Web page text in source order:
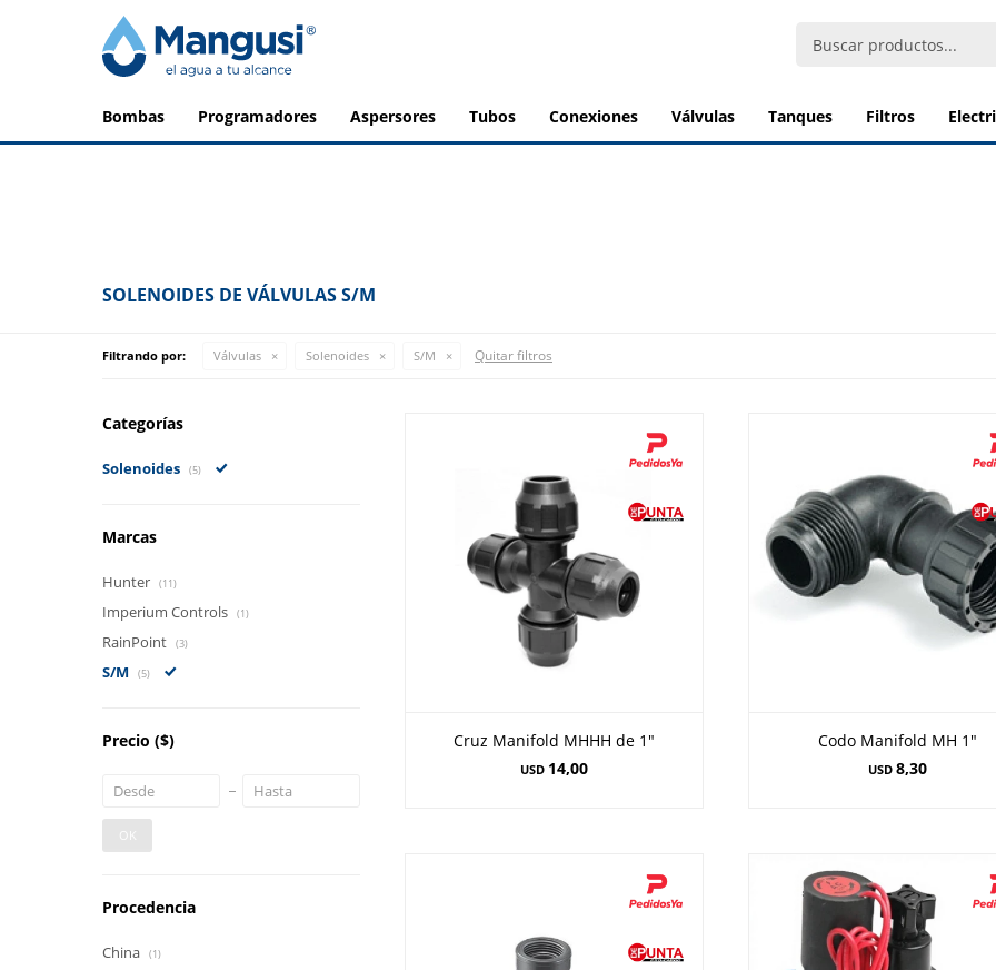
bombas programadores aspersores tubos conexiones válvulas tanques filtros
SOLENOIDES DE VÁLVULAS S/M
Filtrando por: Válvulas Solenoides S/M Quitar filtros
Cruz Manifold MHHH de 1"
USD 14,00
Codo Manifold MH 1"
USD 8,30
Categorías
Solenoides (5)
Marcas
Hunter (11)
Imperium Controls (1)
RainPoint (3)
S/M (5)
Precio ($)
OK
Procedencia
China (1)